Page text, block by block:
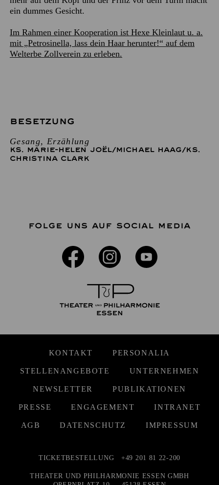
ein dummes Gesicht.
Im Rahmen einer Kooperation ist Hexe Kleinlaut u. a.
mit „Petrosinella, lass dein Haar herunter!“ auf dem
Welterbe Zollverein zu erleben.
BESETZUNG
Gesang, Erzählung
KS. MARIE-HELEN JOËL/MICHAEL HAAG/KS.
CHRISTINA CLARK
FOLGE UNS AUF SOCIAL MEDIA
KONTAKT PERSONALIA
STELLENANGEBOTE UNTERNEHMEN
NEWSLETTER PUBLIKATIONEN
PRESSE ENGAGEMENT INTRANET
AGB DATENSCHUTZ IMPRESSUM
TICKETBESTELLUNG +49 201 81 22-200
THEATER UND PHILHARMONIE ESSEN GMBH